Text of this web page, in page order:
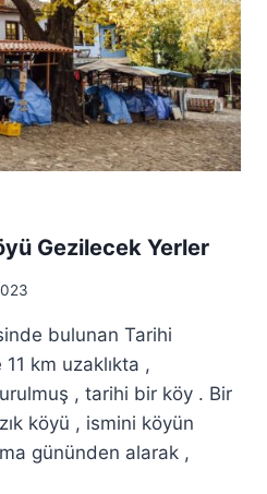
Gezilecek Yerler
bulunan Tarihi
11 km uzaklıkta ,
, tarihi bir köy . Bir
köyü , ismini köyün
gününden alarak ,